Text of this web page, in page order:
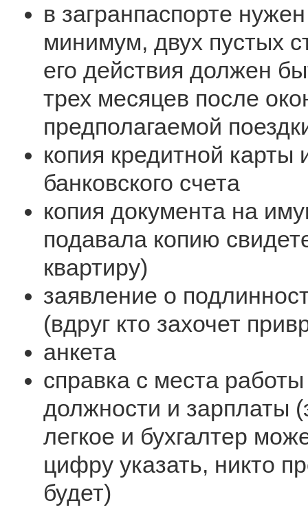
в загранпаспорте
минимум, двух пустых
его действия должен
трех месяцев после
предполагаемой
копия кредитной карты
банковского счета
копия документа на
подавала копию
квартиру)
заявление о
(вдруг кто захочет
анкета
справка с места
должности и зарплаты
легкое и бухгалтер
цифру указать, никто
будет)